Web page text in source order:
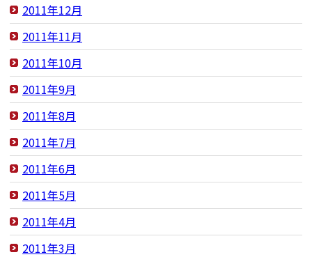
2011年12月
2011年11月
2011年10月
2011年9月
2011年8月
2011年7月
2011年6月
2011年5月
2011年4月
2011年3月